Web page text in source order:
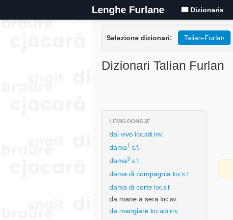
Lenghe Furlane Dizionaris
Selezione dizionari: Talian-Furlan
Dizionari Talian Furlan
LEMIS DONGJE
dal vivo loc.adi.inv.
dama1 s.f.
dama3 s.f.
dama di compagnia loc.s.f.
dama di corte loc.s.f.
da mane a sera loc.av.
da mangiare loc.adi.inv.